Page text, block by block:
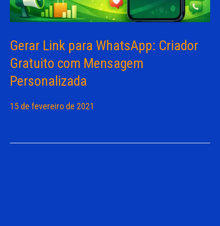
Gerar Link para WhatsApp: Criador
Gratuito com Mensagem
Personalizada
15 de fevereiro de 2021